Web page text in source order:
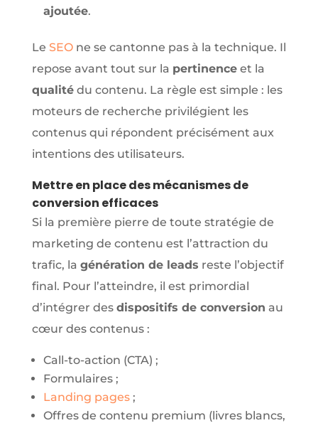
ajoutée.
Le SEOne se cantonne pas à la technique. Il
repose avant tout sur la pertinenceet la
qualitédu contenu. La règle est simple : les
moteurs de recherche privilégient les
contenus qui répondent précisément aux
intentions des utilisateurs.
Mettre en place des mécanismes de
conversion efficaces
Si la première pierre de toute stratégie de
marketing de contenu est l’attraction du
trafic, la génération de leads reste l’objectif
final. Pour l’atteindre, il est primordial
d’intégrer des dispositifs de conversion au
cœur des contenus :
Call-to-action (CTA) ;
Formulaires ;
Landing pages ;
Offres de contenu premium (livres blancs,